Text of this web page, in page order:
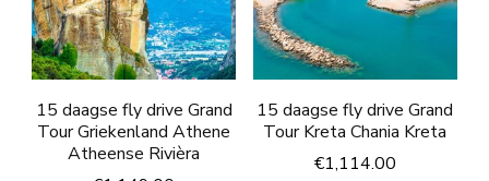
15 daagse fly drive Grand
Tour Griekenland Athene
Atheense Rivièra
15 daagse fly drive Grand
Tour Kreta Chania Kreta
€1,114.00